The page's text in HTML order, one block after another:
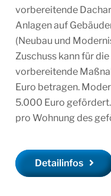
vorbereitende
Anlagen auf
(Neubau und
Zuschuss kann für
vorbereitende
Euro betragen.
5.000 Euro
pro Wohnung des
Detailinfos